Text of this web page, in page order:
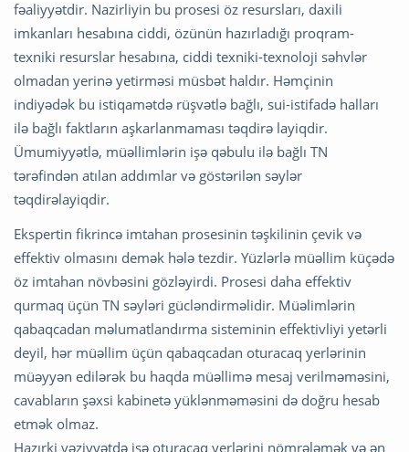
fəaliyyətdir. Nazirliyin bu prosesi öz resursları, daxili
imkanları hesabına ciddi, özünün hazırladığı proqram-
texniki resurslar hesabına, ciddi texniki-texnoloji səhvlər
olmadan yerinə yetirməsi müsbət haldır. Həmçinin
indiyədək bu istiqamətdə rüşvətlə bağlı, sui-istifadə halları
ilə bağlı faktların aşkarlanmaması təqdirə layiqdir.
Ümumiyyətlə, müəllimlərin işə qəbulu ilə bağlı TN
tərəfindən atılan addımlar və göstərilən səylər
təqdirəlayiqdir.
Ekspertin fikrincə imtahan prosesinin təşkilinin çevik və
effektiv olmasını demək hələ tezdir. Yüzlərlə müəllim küçədə
öz imtahan növbəsini gözləyirdi. Prosesi daha effektiv
qurmaq üçün TN səyləri gücləndirməlidir. Müəlimlərin
qabaqcadan məlumatlandırma sisteminin effektivliyi yetərli
deyil, hər müəllim üçün qabaqcadan oturacaq yerlərinin
müəyyən edilərək bu haqda müəllimə mesaj verilməməsini,
cavabların şəxsi kabinetə yüklənməməsini də doğru hesab
etmək olmaz.
Hazırki vəziyyətdə isə oturacaq yerlərini nömrələmək və ən